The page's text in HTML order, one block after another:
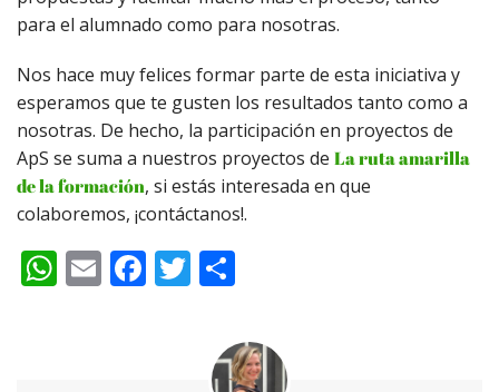
para el alumnado como para nosotras.
Nos hace muy felices formar parte de esta iniciativa y
esperamos que te gusten los resultados tanto como a
nosotras. De hecho, la participación en proyectos de
ApS se suma a nuestros proyectos de La ruta amarilla
de la formación, si estás interesada en que
colaboremos, ¡contáctanos!.
WhatsApp
EmailFacebook
Twitter